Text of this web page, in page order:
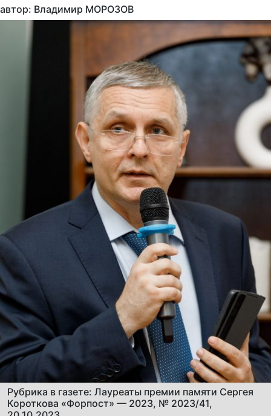
автор: Владимир МОРОЗОВ
Рубрика в газете: Лауреаты премии памяти Сергея
Короткова «Форпост» — 2023, № 2023/41,